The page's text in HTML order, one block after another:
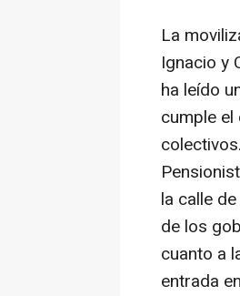
La
Ignacio y
ha leído
cumple
la calle
de los
cuanto a
entrada